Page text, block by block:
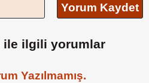
Yorum Kaydet
ile ilgili yorumlar
Yazılmamış.